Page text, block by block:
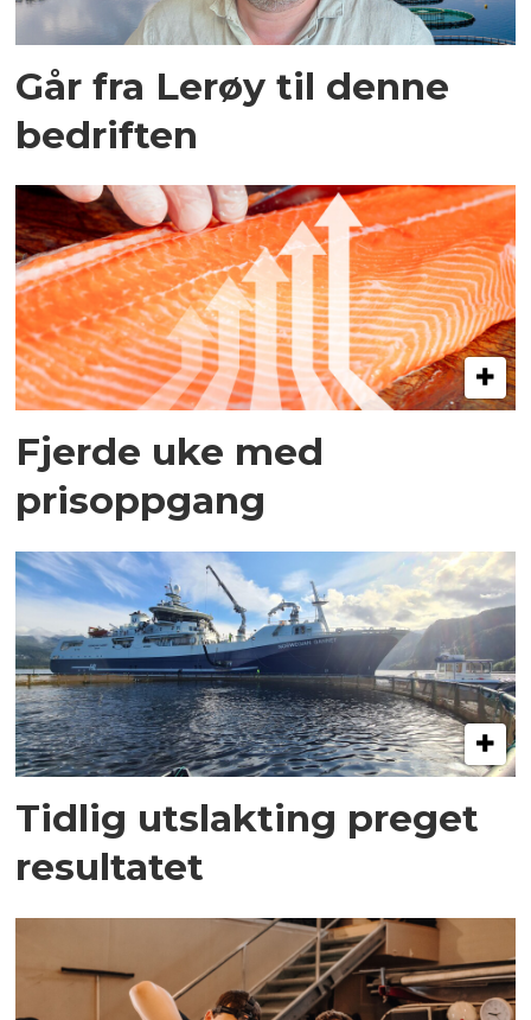
Går fra Lerøy til denne
bedriften
Fjerde uke med
prisoppgang
Tidlig utslakting preget
resultatet